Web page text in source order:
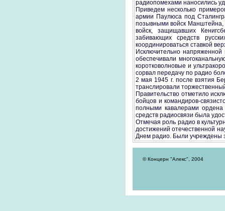
радиопомехами наносились
Приведем несколько
армии Паулюса под
позывными войск Манштейна,
войск, защищавших
забивающих средств
координироваться ставкой
Исключительно
обеспечивали
коротковолновые и
сорвал передачу по радио
2 мая 1945 г. после взятия
транслировали
Правительство отметило
бойцов и командиров-
полными кавалерами
средств радиосвязи была
Отмечая роль радио в
достижений отечественной
Днем радио. Были учреждены
© Концерн "Алекс", 2004